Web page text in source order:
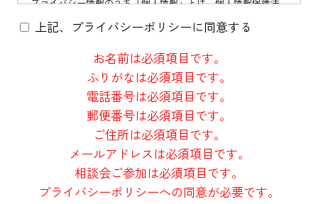
プライバシー情報のうち「個人情報」とは，個人情報保護法
情報であって，当該情報に含まれる氏名，生年月日，住所，
きる情報を指します。
プライバシー情報のうち「履歴情報および特性情報」とは，
上記に定める「個人情報」以外のものをいい，ご利用いただ
いたサービスやご購入いただいた商品，ご覧になったページ
や広告の履歴，ユーザーが検索された検索キーワード，ご利
用日時，ご利用の方法，ご利用環境，郵便番号や性別，職
業，年齢，ユーザーのIPアドレス，クッキー情報，位置情報，
端末の個体識別情報などを指します。
第２条（プライバシー情報の収集方法）
上記、プライバシーポリシーに同意する
お名前は必須項目です。
ふりがなは必須項目です。
電話番号は必須項目です。
郵便番号は必須項目です。
ご住所は必須項目です。
メールアドレスは必須項目です。
相談会ご参加は必須項目です。
プライバシーポリシーへの同意が必要です。